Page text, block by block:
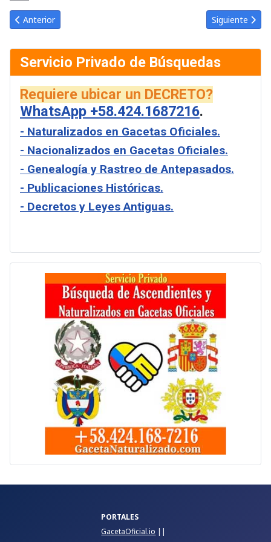
Link
Email
Artículo anterior: Gaceta Oficial de Venezuela #33916 del
Anterior Artículo
Siguiente
Servicio Privado de Búsquedas
Requiere ubicar un DECRETO?
WhatsApp +58.424.1687216.
- Naturalizados en Gacetas Oficiales.
- Nacionalizados en Gacetas Oficiales.
- Genealogía y Rastreo de Antepasados.
- Publicaciones Históricas.
- Decretos y Leyes Antiguas.
PORTALES
GacetaOficial.io ||